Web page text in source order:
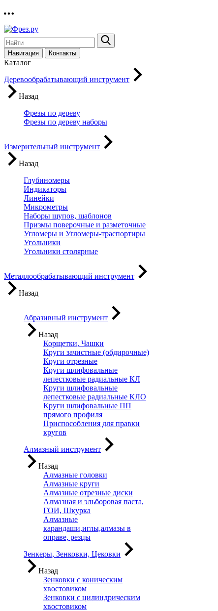
Навигация Контакты
Каталог
Деревообрабатывающий инструмент
Назад
Фрезы по дереву
Фрезы по дереву наборы
Измерительный инструмент
Назад
Глубиномеры
Индикаторы
Линейки
Микрометры
Наборы щупов, шаблонов
Призмы поверочные и разметочные
Угломеры и Угломеры-траспортиры
Угольники
Угольники столярные
Металлообрабатывающий инструмент
Назад
Абразивный инструмент
Назад
Корщетки, Чашки
Круги зачистные (обдирочные)
Круги отрезные
Круги шлифовальные
лепестковые радиальные КЛ
Круги шлифовальные
лепестковые радиальные КЛО
Круги шлифовальные ПП
прямого профиля
Приспособления для правки
кругов
Алмазный инструмент
Назад
Алмазные головки
Алмазные круги
Алмазные отрезные диски
Алмазная и эльборовая паста,
ГОИ, Шкурка
Алмазные
карандаши,иглы,алмазы в
оправе, резцы
Зенкеры, Зенковки, Цековки
Назад
Зенковки с коническим
хвостовиком
Зенковки с цилиндрическим
хвостовиком